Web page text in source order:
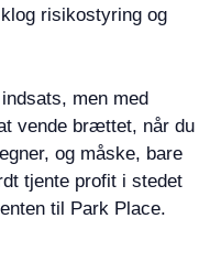
risikostyring og
men med
vende brættet, når du
og måske, bare
tjente profit i stedet
til Park Place.